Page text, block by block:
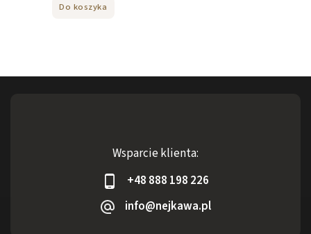
Do koszyka
Wsparcie klienta:
+48 888 198 226
info@nejkawa.pl